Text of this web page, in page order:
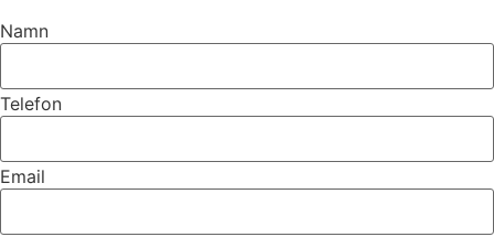
Namn
Telefon
Email